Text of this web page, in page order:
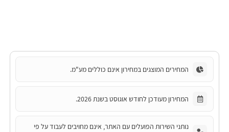
המחירים המוצגים במחירון אינם כוללים מע"מ.
המחירון מעודכן לחודש אוגוסט בשנת 2026.
נותני השירות הפועלים עם האתר, אינם מחויבים לעבוד על פי